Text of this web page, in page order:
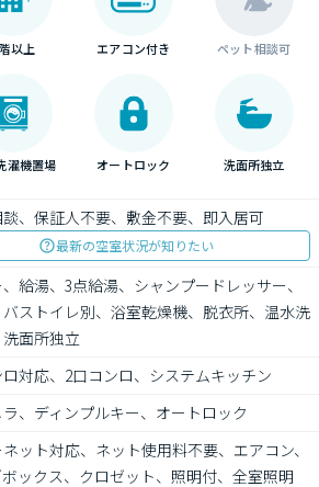
以上 エアコン付き ペット相談可
濯機置場 オートロック 洗面所独立
、保証人不要、敷金不要、即入居可
最新の空室状況が知りたい
給湯、3点給湯、シャンプードレッサー、
ストイレ別、浴室乾燥機、脱衣所、温水洗
面所独立
対応、2口コンロ、システムキッチン
、ディンプルキー、オートロック
ット対応、ネット使用料不要、エアコン、
ックス、クロゼット、照明付、全室照明